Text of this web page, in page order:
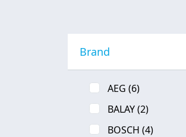
Brand
AEG (6)
BALAY(2)
BOSCH (4)